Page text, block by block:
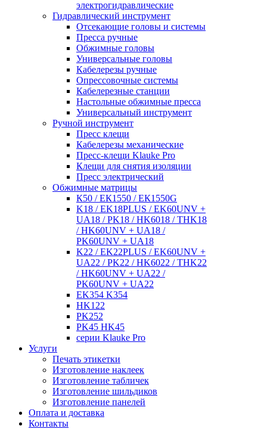
электрогидравлические
Гидравлический инструмент
Отсекающие головы и системы
Пресса ручные
Обжимные головы
Универсальные головы
Кабелерезы ручные
Опрессовочные системы
Кабелерезные станции
Настольные обжимные пресса
Универсальный инструмент
Ручной инструмент
Пресс клещи
Кабелерезы механические
Пресс-клещи Klauke Pro
Клещи для снятия изоляции
Пресс электрический
Обжимные матрицы
К50 / ЕК1550 / ЕК1550G
K18 / EK18PLUS / EK60UNV +
UA18 / PK18 / HK6018 / THK18
/ HK60UNV + UA18 /
PK60UNV + UA18
K22 / EK22PLUS / EK60UNV +
UA22 / PK22 / HK6022 / THK22
/ HK60UNV + UA22 /
PK60UNV + UA22
EK354 K354
HK122
PK252
PK45 HK45
серии Klauke Pro
Услуги
Печать этикетки
Изготовление наклеек
Изготовление табличек
Изготовление шильдиков
Изготовление панелей
Оплата и доставка
Контакты